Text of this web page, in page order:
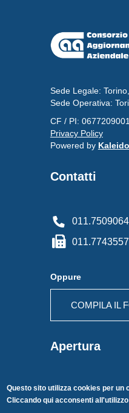
Sede Legale:
Sede Operativa:
CF / PI:
Privacy Policy
Powered by
Contatti
011.7509064
011.7743557
Oppure
COMPILA IL
Apertura
Lunedì -
Orari: 9.00-
VUOI
Questo sito utilizza cookies per un
Cliccando qui acconsenti